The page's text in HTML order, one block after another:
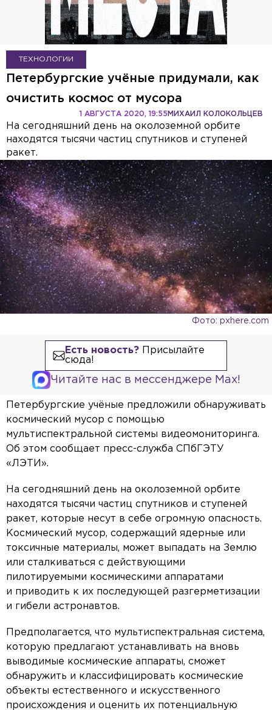
ТЕХНОЛОГИИ
Петербургские учёные придумали, как
очистить космос от мусора
МИХАИЛ КОЛОКОЛЬЦЕВ
1 АВГУСТА 2020, 19:55
На сегодняшний день на околоземной орбите
находятся тысячи частиц спутников и ступеней
ракет.
Фото: pxhere.com
Есть новость?Присылайте
сюда!
Читайте нас в мессенджере Max!
Петербургские учёные предложили обнаруживать
космический мусор с помощью
мультиспектральной системы видеомониторинга.
Об этом сообщает пресс-служба СПбГЭТУ
«ЛЭТИ».
На сегодняшний день на околоземной орбите
находятся тысячи частиц спутников и ступеней
ракет, которые несут в себе огромную опасность.
Космический мусор, содержащий ядерные или
токсичные материалы, может выпадать на Землю
или сталкиваться с действующими
пилотируемыми космическими аппаратами
и приводить к их последующей разгерметизации
и гибели астронавтов.
Предполагается, что мультиспектральная система,
которую предлагают устанавливать на вновь
выводимые космические аппараты, сможет
обнаружить и классифицировать космические
объекты естественного и искусственного
происхождения и оценить их потенциальную